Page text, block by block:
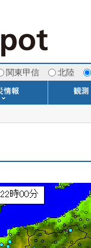
関東甲信 北陸